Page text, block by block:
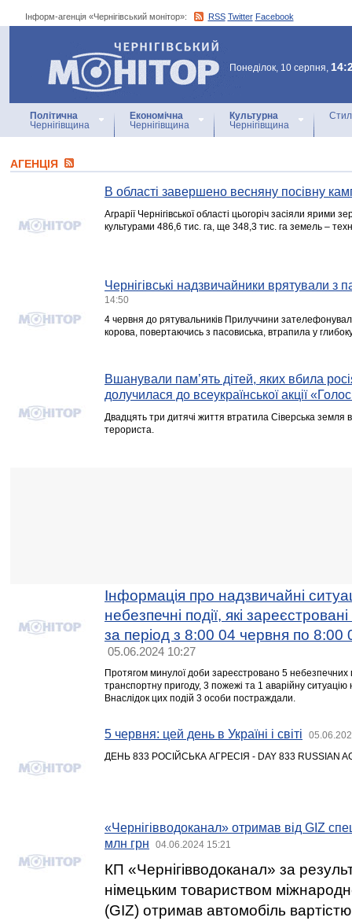
Інформ-агенція «Чернігівський монітор»: RSS Twitter Facebook
Інформ-агенція
«Чернігівський монітор»
Понеділок, 10 серпня,
Політична
Чернігівщина
Економічна
Чернігівщина
Культурна
Чернігівщина
АГЕНЦIЯ
В області завершено весняну посівну
Аграрії Чернігівської області цьогоріч засіяли ярими
культурами 486,6 тис. га, ще 348,3 тис. га земель –
Чернігівські надзвичайники врятували з
14:50
4 червня до рятувальників Прилуччини
корова, повертаючись з пасовиська, втрапила у
Вшанували пам’ять дітей, яких вбила
долучилася до всеукраїнської акції
Двадцять три дитячі життя втратила Сіверська земля
терориста.
Інформація про надзвичайні
небезпечні події, які
за період з 8:00 04 червня по 8:00
05.06.2024 10:27
Протягом минулої доби зареєстровано 5
транспортну пригоду, 3 пожежі та 1 аварійну
Внаслідок цих подій 3 особи постраждали.
5 червня: цей день в Україні і світі
ДЕНЬ 833 РОСІЙСЬКА АГРЕСІЯ - DAY 833 RUSSIAN
«Чернігівводоканал» отримав від GIZ
млн грн
04.06.2024 15:21
КП «Чернігівводоканал» за
німецьким товариством
(GIZ) отримав автомобіль